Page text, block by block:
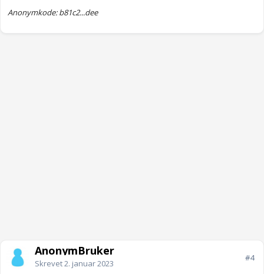
Anonymkode: b81c2...dee
AnonymBruker
Skrevet2. januar 2023
#4